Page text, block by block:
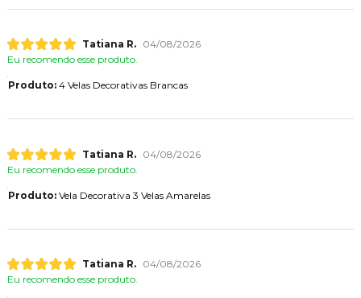
Tatiana R.
04/08/2026
Eu recomendo esse produto.
Produto:4 Velas Decorativas Brancas
Tatiana R.
04/08/2026
Eu recomendo esse produto.
Produto:Vela Decorativa 3 Velas Amarelas
Tatiana R.
04/08/2026
Eu recomendo esse produto.